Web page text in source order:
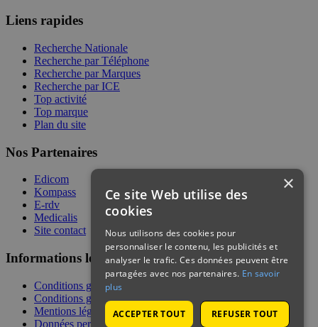
Liens rapides
Recherche Nationale
Recherche par Téléphone
Recherche par Marques
Recherche par ICE
Top activité
Top marque
Plan du site
Nos Partenaires
Edicom
Kompass
E-rdv
Medicalis
Site contact
Informations légales
Conditions générales de services
Conditions générales de vente
Mentions légales
Données personnelles
×
Ce site Web utilise des
cookies
Nous utilisons des cookies pour
personnaliser le contenu, les publicités et
analyser le trafic. Ces données peuvent être
partagées avec nos partenaires. En savoir
plus
ACCEPTER TOUT REFUSER TOUT